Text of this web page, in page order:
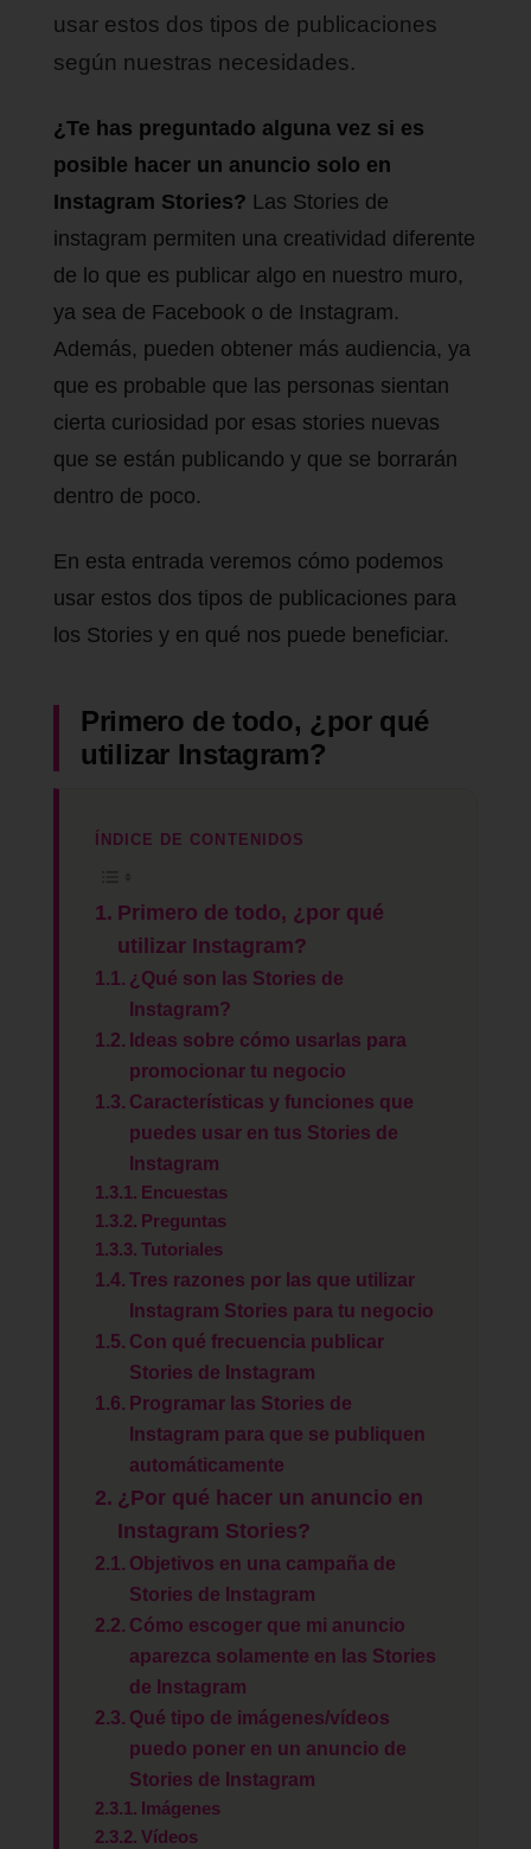
usar estos dos tipos de publicaciones
según nuestras necesidades.
¿Te has preguntado alguna vez si es
posible hacer un anuncio solo en
Instagram Stories? Las Stories de
instagram permiten una creatividad diferente
de lo que es publicar algo en nuestro muro,
ya sea de Facebook o de Instagram.
Además, pueden obtener más audiencia, ya
que es probable que las personas sientan
cierta curiosidad por esas stories nuevas
que se están publicando y que se borrarán
dentro de poco.
En esta entrada veremos cómo podemos
usar estos dos tipos de publicaciones para
los Stories y en qué nos puede beneficiar.
Primero de todo, ¿por qué
utilizar Instagram?
ÍNDICE DE CONTENIDOS
Primero de todo, ¿por qué
utilizar Instagram?
¿Qué son las Stories de
Instagram?
Ideas sobre cómo usarlas para
promocionar tu negocio
Características y funciones que
puedes usar en tus Stories de
Instagram
Encuestas
Preguntas
Tutoriales
Tres razones por las que utilizar
Instagram Stories para tu negocio
Con qué frecuencia publicar
Stories de Instagram
Programar las Stories de
Instagram para que se publiquen
automáticamente
¿Por qué hacer un anuncio en
Instagram Stories?
Objetivos en una campaña de
Stories de Instagram
Cómo escoger que mi anuncio
aparezca solamente en las Stories
de Instagram
Qué tipo de imágenes/vídeos
puedo poner en un anuncio de
Stories de Instagram
Imágenes
Vídeos